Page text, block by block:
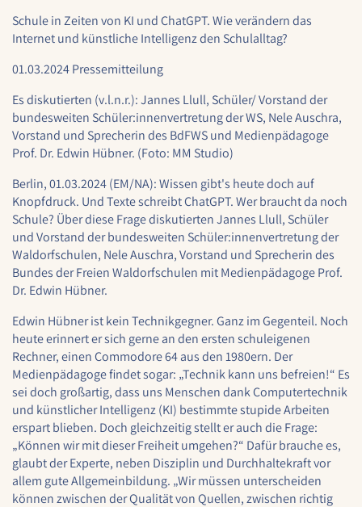
Schule in Zeiten von KI und ChatGPT. Wie verändern das
Internet und künstliche Intelligenz den Schulalltag?
01.03.2024 Pressemitteilung
Es diskutierten (v.l.n.r.): Jannes Llull, Schüler/ Vorstand der
bundesweiten Schüler:innenvertretung der WS, Nele Auschra,
Vorstand und Sprecherin des BdFWS und Medienpädagoge
Prof. Dr. Edwin Hübner. (Foto: MM Studio)
Berlin, 01.03.2024 (EM/NA): Wissen gibt's heute doch auf
Knopfdruck. Und Texte schreibt ChatGPT. Wer braucht da noch
Schule? Über diese Frage diskutierten Jannes Llull, Schüler
und Vorstand der bundesweiten Schüler:innenvertretung der
Waldorfschulen, Nele Auschra, Vorstand und Sprecherin des
Bundes der Freien Waldorfschulen mit Medienpädagoge Prof.
Dr. Edwin Hübner.
Edwin Hübner ist kein Technikgegner. Ganz im Gegenteil. Noch
heute erinnert er sich gerne an den ersten schuleigenen
Rechner, einen Commodore 64 aus den 1980ern. Der
Medienpädagoge findet sogar: „Technik kann uns befreien!“ Es
sei doch großartig, dass uns Menschen dank Computertechnik
und künstlicher Intelligenz (KI) bestimmte stupide Arbeiten
erspart blieben. Doch gleichzeitig stellt er auch die Frage:
„Können wir mit dieser Freiheit umgehen?“ Dafür brauche es,
glaubt der Experte, neben Disziplin und Durchhaltekraft vor
allem gute Allgemeinbildung. „Wir müssen unterscheiden
können zwischen der Qualität von Quellen, zwischen richtig
der Website erforderlich.
cookie_consent
Zweck:
Dieser Cookie speichert die ausgewählten
Cookie Laufzeit:
1 Jahr
STATISTIK
Diese Informationen helfen uns zu verstehen, wie
unsere Besucher unsere Website nutzen.
Google Analytics
Name:
google_analytics
Anbieter:
Google LLC